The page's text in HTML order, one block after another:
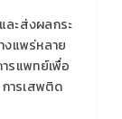
ละส่งผลกระ
งแพร่หลาย
ารแพทย์เพื่อ
ารเสพติด